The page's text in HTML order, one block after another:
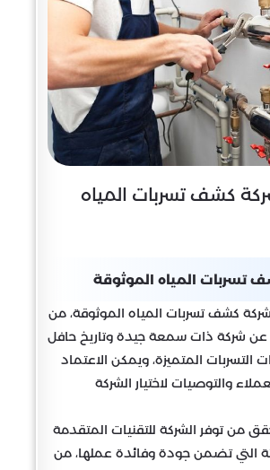
كشف تسربات المياه
تسربات المياه الموثوقة
كشف تسربات المياه الموثوقة، من
عن شركة ذات سمعة جيدة وتاريخ حافل
المتميزة، ويمكن الاعتماد
والتوصيات لاختيار الشركة
من توفر الشركة للتقنيات المتقدمة
التي تضمن جودة وفائدة عملها، من